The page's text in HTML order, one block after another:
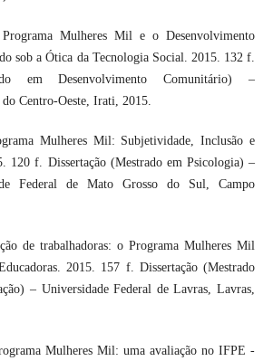
Mulheres Mil e o Desenvolvimento
sob a Ótica da Tecnologia Social. 2015. 132 f.
em Desenvolvimento Comunitário) –
Centro-Oeste, Irati, 2015.
Mulheres Mil: Subjetividade, Inclusão e
120 f. Dissertação (Mestrado em Psicologia) –
Federal de Mato Grosso do Sul, Campo
de trabalhadoras: o Programa Mulheres Mil
2015. 157 f. Dissertação (Mestrado
– Universidade Federal de Lavras, Lavras,
Mulheres Mil: uma avaliação no IFPE -